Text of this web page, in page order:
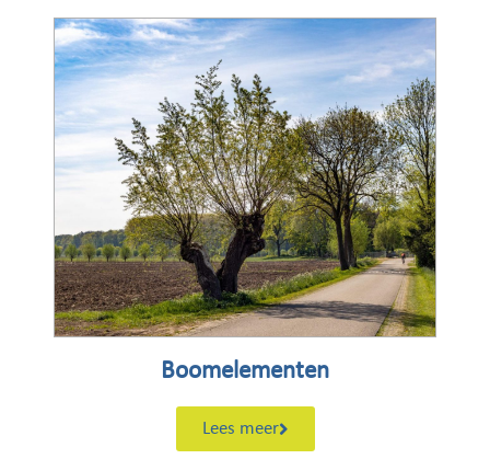
Boomelementen
Lees meer